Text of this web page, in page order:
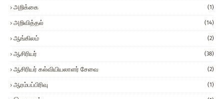
அறிக்கை (1)
அறிவித்தல் (14)
ஆங்கிலம் (2)
ஆசிரியர் (38)
ஆசிரியர் கல்வியியலாளர் சேவை (2)
ஆரம்பப்பிரிவு (1)